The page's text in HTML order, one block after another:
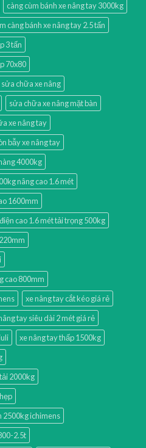
càng cùm bánh xe nâng tay 3000kg
càng bánh xe nâng tay 2.5 tấn
3 tấn
70x80
sửa chữa xe nâng
sửa chữa xe nâng mặt bàn
xe nâng tay
bẫy xe nâng tay
4000kg
nâng cao 1.6 mét
1600mm
cao 1.6 mét tải trọng 500kg
cao 800mm
xe nâng tay cắt kéo giá rẻ
tay siêu dài 2 mét giá rẻ
xe nâng tay thấp 1500kg
2000kg
2500kg ichimens
2.5t